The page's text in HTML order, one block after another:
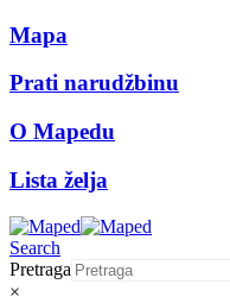
Mapa
Prati narudžbinu
O Mapedu
Lista želja
Search
Pretraga
×